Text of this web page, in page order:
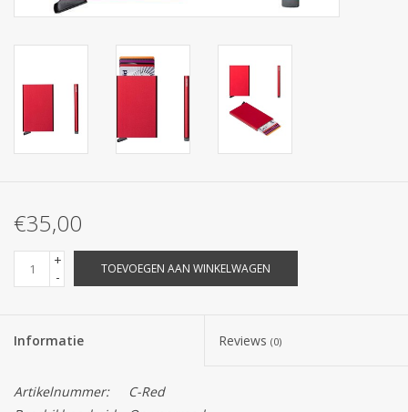
€35,00
+
-
TOEVOEGEN AAN WINKELWAGEN
Informatie Reviews (0)
Artikelnummer:
C-Red